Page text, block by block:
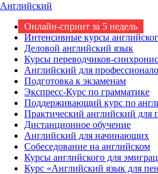
Английский
Онлайн-спринт за 5 недель
Интенсивные курсы
Деловой английский язык
Курсы переводчиков-
Английский для
Подготовка к экзаменам
Экспресс-Курс по грамматике
Поддерживающий курс по
Практический английский для
Дистанционное обучение
Английский для начинающих
Собеседование на английском
Курсы английского для
Курс «Английский язык для